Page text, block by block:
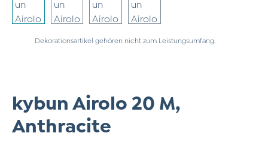
Dekorationsartikel gehören nicht zum Leistungsumfang.
kybun Airolo 20 M,
Anthracite